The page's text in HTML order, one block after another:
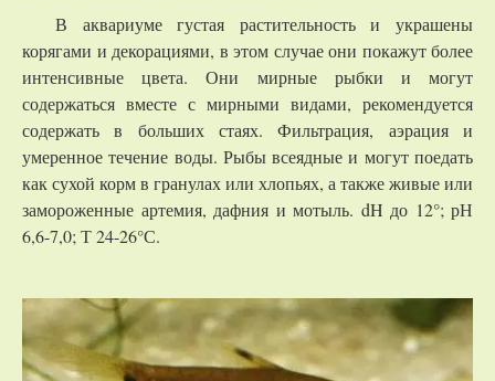
В аквариуме густая растительность и украшены
корягами и декорациями, в этом случае они покажут более
интенсивные цвета. Они мирные рыбки и могут
содержаться вместе с мирными видами, рекомендуется
содержать в больших стаях. Фильтрация, аэрация и
умеренное течение воды. Рыбы всеядные и могут поедать
как сухой корм в гранулах или хлопьях, а также живые или
замороженные артемия, дафния и мотыль. dH до 12°; рН
6,6-7,0; Т 24-26°С.